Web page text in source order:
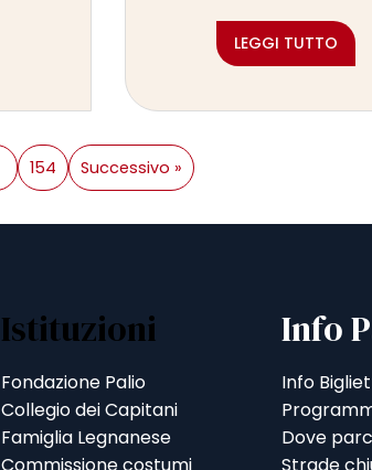
LEGGI TUTTO
154 Successivo »
Istituzioni
Fondazione Palio
Collegio dei Capitani
Famiglia Legnanese
Info
Info
Dove